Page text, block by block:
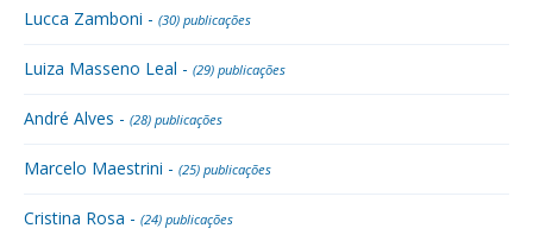
Lucca Zamboni - (30) publicações
Luiza Masseno Leal - (29) publicações
André Alves - (28) publicações
Marcelo Maestrini - (25) publicações
Cristina Rosa - (24) publicações